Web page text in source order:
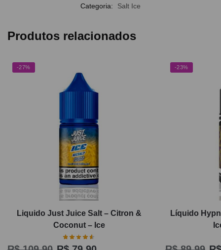
Categoria:
Salt Ice
Produtos relacionados
-27%
Liquido Just Juice Salt – Citron &
Coconut – Ice
-23%
Líquido